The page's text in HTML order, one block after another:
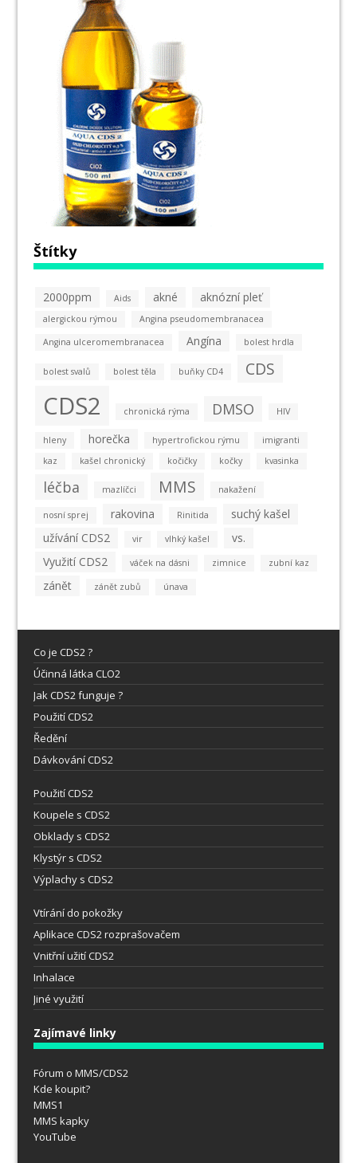
Štítky
2000ppm Aids akné aknózní pleť
alergickou rýmou Angina pseudomembranacea
Angina ulceromembranacea Angína bolest hrdla
bolest svalů bolest těla buňky CD4 CDS
CDS2 chronická rýma DMSO HIV
hleny horečka hypertrofickou rýmu
imigranti
kaz
kašel chronický kočičky kočky kvasinka
léčba mazlíčci MMS nakažení
nosní sprej rakovina Rinitida
suchý kašel
užívání CDS2
vir vlhký kašel
vs.
Využití CDS2
váček na dásni zimnice zubní kaz
zánět zánět zubů únava
Co je CDS2 ?
Účinná látka CLO2
Jak CDS2 funguje ?
Použití CDS2
Ředění
Dávkování CDS2
Použití CDS2
Koupele s CDS2
Obklady s CDS2
Klystýr s CDS2
Výplachy s CDS2
Vtírání do pokožky
Aplikace CDS2 rozprašovačem
Vnitřní užití CDS2
Inhalace
Jiné využití
Zajímavé linky
Fórum o MMS/CDS2
Kde koupit?
MMS1
MMS kapky
YouTube